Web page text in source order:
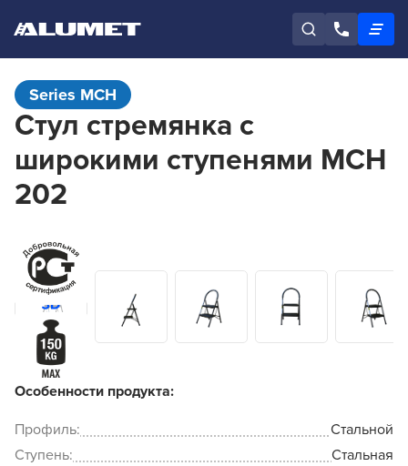
Series MCH
Стул стремянка c
широкими ступенями MCH
202
Особенности продукта:
Профиль:
Стальной
Ступень:
Стальная